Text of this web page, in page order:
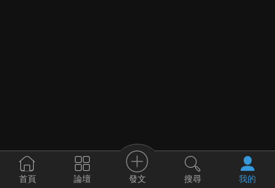
首頁 論壇 發文 搜尋 我的